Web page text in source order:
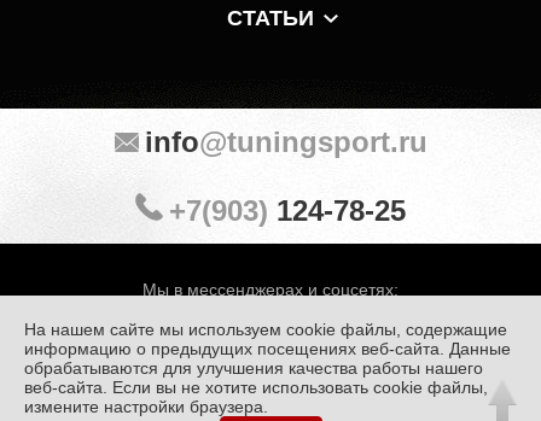
СТАТЬИ
Мы в мессенджерах и соцсетях:
info@tuningsport.ru
+7(903) 124-78-25
© «Тюнинг Спорт» 1998 — 2026 Политика конфиденциальности
На нашем сайте мы используем cookie файлы, содержащие
информацию о предыдущих посещениях веб-сайта. Данные
обрабатываются для улучшения качества работы нашего
веб-сайта. Если вы не хотите использовать cookie файлы,
измените настройки браузера.